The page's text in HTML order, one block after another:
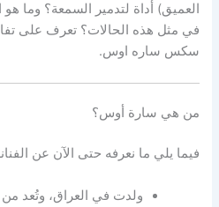
العميق) أداة لتدمير السمعة؟ وما هو
في مثل هذه الحالات؟ تعرف على
سكس ساره اوس.
من هي سارة أوس؟
فيما يلي ما نعرفه حتى الآن عن
ولدت في العراق، وتُعد من